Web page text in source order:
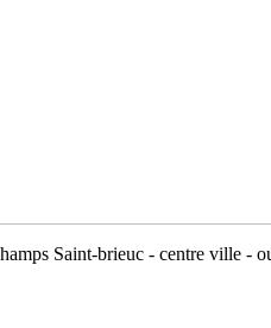
Saint-brieuc - centre ville -